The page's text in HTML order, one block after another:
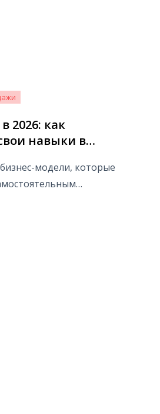
2026: как
навыки в
модели, которые